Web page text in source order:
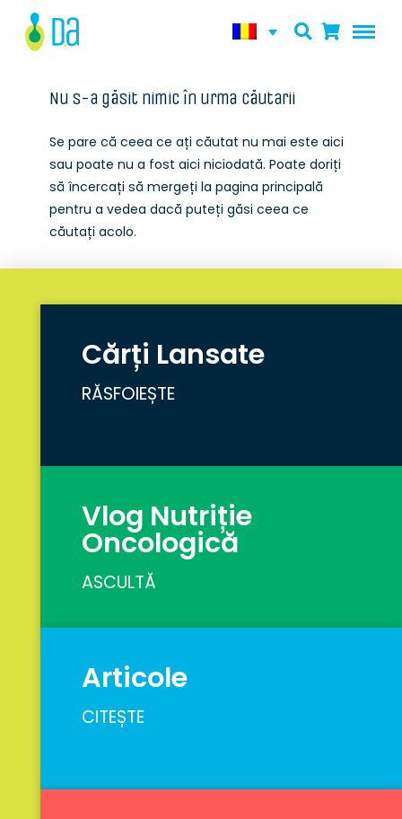
Nu s-a găsit nimic în urma căutarii
Se pare că ceea ce ați căutat nu mai este aici
sau poate nu a fost aici niciodată. Poate doriți
să încercați să mergeți la pagina principală
pentru a vedea dacă puteți găsi ceea ce
căutați acolo.
Cărți Lansate
RĂSFOIEȘTE
Vlog Nutriție
Oncologică
ASCULTĂ
Articole
CITEȘTE